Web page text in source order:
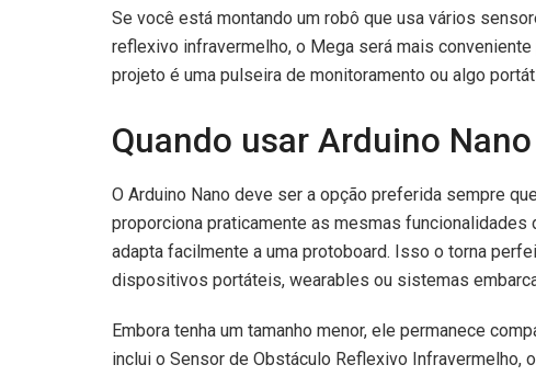
Se você está montando um robô que usa vários
reflexivo infravermelho, o Mega será mais
projeto é uma pulseira de monitoramento ou algo
Quando usar Arduino
O Arduino Nano deve ser a opção preferida sempre
proporciona praticamente as mesmas funcionalidades
adapta facilmente a uma protoboard. Isso o torna
dispositivos portáteis, wearables ou sistemas
Embora tenha um tamanho menor, ele permanece
inclui o Sensor de Obstáculo Reflexivo Infravermelho,